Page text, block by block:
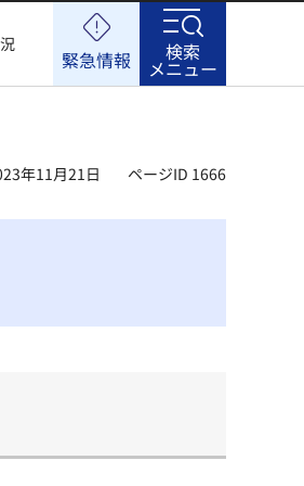
緊急情報 検索
メニュー
年11月21日 ページID 1666